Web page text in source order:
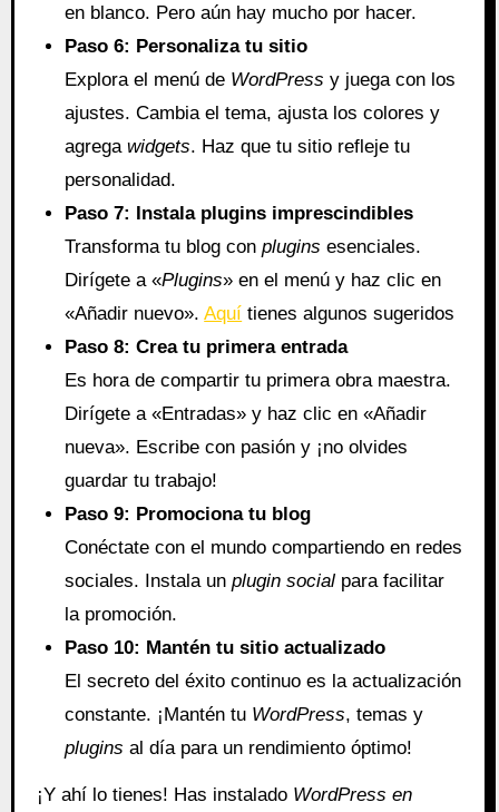
en blanco. Pero aún hay mucho por hacer.
Paso 6: Personaliza tu sitio
Explora el menú de WordPress y juega con los
ajustes. Cambia el tema, ajusta los colores y
agregawidgets. Haz que tu sitio refleje tu
personalidad.
Paso 7: Instala plugins imprescindibles
Transforma tu blog conplugins esenciales.
Dirígete a «Plugins» en el menú y haz clic en
«Añadir nuevo».Aquí tienes algunos sugeridos
Paso 8: Crea tu primera entrada
Es hora de compartir tu primera obra maestra.
Dirígete a «Entradas» y haz clic en «Añadir
nueva». Escribe con pasión y ¡no olvides
guardar tu trabajo!
Paso 9: Promociona tu blog
Conéctate con el mundo compartiendo en redes
sociales. Instala unplugin social para facilitar
la promoción.
Paso 10: Mantén tu sitio actualizado
El secreto del éxito continuo es la actualización
constante. ¡Mantén tu WordPress, temas y
plugins al día para un rendimiento óptimo!
¡Y ahí lo tienes! Has instalado WordPress en